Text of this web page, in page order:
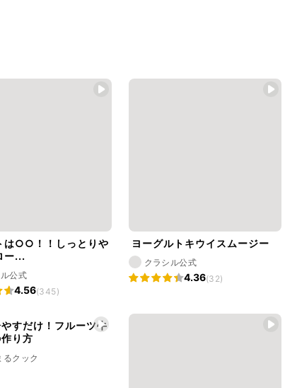
は○○！！しっとりや
ー...
公式
4.56(345)
ヨーグルトキウイスムージー
クラシル公式
4.36(32)
すだけ！フルーツ牛
り方
るクック